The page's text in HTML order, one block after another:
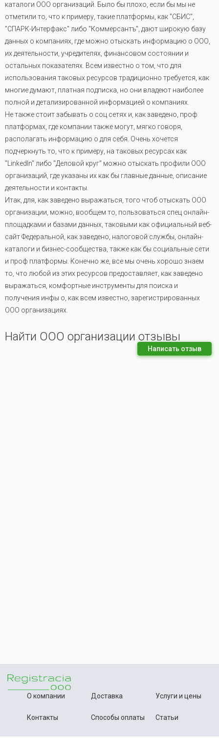
каталоги ООО организаций. Было бы плохо, если бы мы не
отметили то, что к примеру, такие платформы, как "СБИС",
"СПАРК-Интерфакс" либо "Коммерсантъ", дают широкую базу
данных о компаниях, где можно отыскать информацию о ООО,
их деятельности, учредителях, финансовом состоянии и
остальных показателях. Всем известно о том, что для
использования таковых ресурсов традиционно требуется, как
многие думают, платная подписка, но они владеют наиболее
полной и детализированной информацией о компаниях.
Не также стоит забывать о соц сетях и, как заведено, проф
платформах, где компании также могут, мягко говоря,
располагать информацию о для себя. Очень хочется
подчеркнуть то, что к примеру, на таковых ресурсах как
"LinkedIn" либо "Деловой круг" можно отыскать профили ООО
организаций, где указаны их как бы главные данные, описание
деятельности и контакты.
Итак, для, как заведено выражаться, того чтоб отыскать ООО
организации, можно, вообщем то, пользоваться спец онлайн-
площадками и базами данных, таковыми как официальный веб-
сайт Федеральной, как заведено, налоговой службы, онлайн-
каталоги и бизнес-сообщества, также как бы социальные сети
и проф платформы. Конечно же, все мы очень хорошо знаем
то, что любой из этих ресурсов предоставляет, как заведено
выражаться, комфортные инструменты для поиска и
получения инфы о, как всем известно, зарегистрированных
ООО организациях.
Найти ООО организации отзывы
Написать отзыв
О компании
Контакты
Доставка
Способы оплаты
Услуги и цены
Статьи